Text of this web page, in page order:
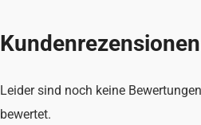
Kundenrezensionen
Leider sind noch keine
bewertet.